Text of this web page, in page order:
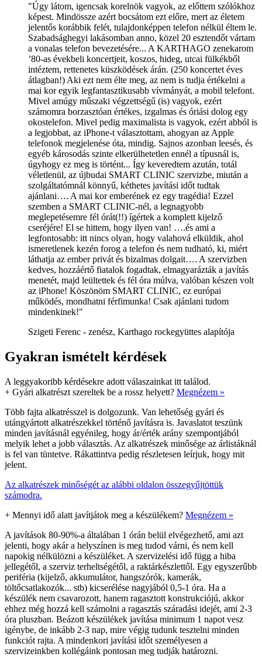
"Úgy látom, igencsak korelnök vagyok, az előttem szólókhoz
képest. Mindössze azért bocsátom ezt előre, mert az életem
jelentős korábbik felét, tulajdonképpen telefon nélkül éltem le.
Szabadsághegyi lakásomban anno, közel 20 esztendőt vártam
a vonalas telefon bevezetésére... A KARTHAGO zenekarom
’80-as évekbeli koncertjeit, koszos, hideg, utcai fülkékből
intéztem, rettenetes küszködések árán. (250 koncertet éves
átlagban!) Aki ezt nem élte meg, az nem is tudja értékelni a
mai kor egyik legfantasztikusabb vívmányát, a mobil telefont.
Mivel amúgy műszaki végzettségű (is) vagyok, ezért
számomra borzasztóan értékes, izgalmas és óriási dolog egy
okostelefon. Mivel pedig maximalista is vagyok, ezért abból is
a legjobbat, az iPhone-t választottam, ahogyan az Apple
telefonok megjelenése óta, mindig. Sajnos azonban leesés, és
egyéb károsodás szinte elkerülhetetlen ennél a típusnál is,
úgyhogy ez meg is történt... Így keveredtem azután, totál
véletlenül, az újbudai SMART CLINIC szervizbe, miután a
szolgáltatómnál könnyű, kéthetes javítási időt tudtak
ajánlani…. A mai kor emberének ez egy tragédia! Ezzel
szemben a SMART CLINIC-nél, a legnagyobb
meglepetésemre fél órát(!!) ígértek a komplett kijelző
cseréjére! El se hittem, hogy ilyen van! ….és ami a
legfontosabb: itt nincs olyan, hogy valahová elküldik, ahol
ismeretlenek kezén forog a telefon és nem tudható, ki, miért
láthatja az ember privát és bizalmas dolgait…. A szervizben
kedves, hozzáértő fiatalok fogadtak, elmagyarázták a javítás
menetét, majd leültettek és fél óra múlva, valóban készen volt
az iPhone! Köszönöm SMART CLINIC, ez európai
működés, mondhatni férfimunka! Csak ajánlani tudom
mindenkinek!"
Szigeti Ferenc - zenész, Karthago rockegyüttes alapítója
Gyakran ismételt kérdések
A leggyakoribb kérdésekre adott válaszainkat itt találod.
+ Gyári alkatrészt szereltek be a rossz helyett? Megnézem »
Több fajta alkatrésszel is dolgozunk. Van lehetőség gyári és
utángyártott alkatrészekkel történő javításra is. Javaslatot teszünk
minden javításnál egyénileg, hogy ár/érték arány szempontjából
melyik lehet a jobb választás. Az alkatrészek minősége az árlistáknál
is fel van tüntetve. Rákattintva pedig részletesen leírjuk, hogy mit
jelent.
Az alkatrészek minőségét az alábbi oldalon összegyűjtöttük
számodra.
+ Mennyi idő alatt javítjátok meg a készülékem? Megnézem »
A javítások 80-90%-a általában 1 órán belül elvégezhető, ami azt
jelenti, hogy akár a helyszínen is meg tudod várni, és nem kell
napokig nélkülözni a készüléket. A szervizelési idő függ a hiba
jellegétől, a szerviz terheltségétől, a raktárkészlettől. Egy egyszerűbb
periféria (kijelző, akkumulátor, hangszórók, kamerák,
töltőcsatlakozók... stb) kicserélése nagyjából 0,5-1 óra. Ha a
készülék nem csavarozott, hanem ragasztott konstrukciójú, akkor
ehhez még hozzá kell számolni a ragasztás száradási idejét, ami 2-3
óra pluszban. Beázott készülékek javítása minimum 1 napot vesz
igénybe, de inkább 2-3 nap, mire végig tudunk tesztelni minden
funkciót rajta. A mindenkori javítási időt személyesen a
szervizeinkben kollégáink pontosan meg tudják határozni.